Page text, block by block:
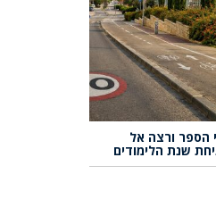
הספר ורצה אל
שנת הלימודים